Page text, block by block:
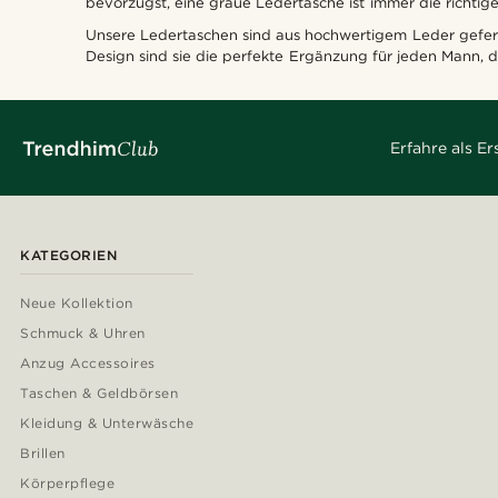
Unsere Ledertaschen sind aus hochwertigem Leder
Design sind sie die perfekte Ergänzung für jeden Mann,
Erfahre als
KATEGORIEN
Neue Kollektion
Schmuck & Uhren
Anzug Accessoires
Taschen & Geldbörsen
Kleidung & Unterwäsche
Brillen
Körperpflege